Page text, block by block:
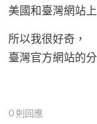
美國和臺灣網站
所以我很好奇，
臺灣官方網站的
0 則回應